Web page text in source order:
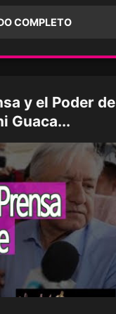
COMPLETO
y el Poder de
Guaca...